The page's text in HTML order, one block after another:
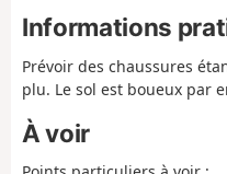
Informations
Prévoir des chaussures
plu. Le sol est boueux par
À voir